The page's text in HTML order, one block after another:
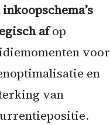
inkoopschema’s
afop
voor
en
van